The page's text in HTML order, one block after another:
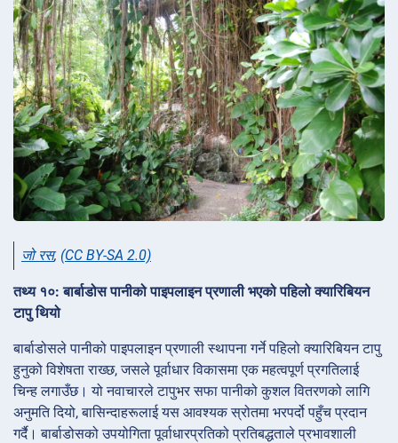
जो रस, (CC BY-SA 2.0)
तथ्य १०: बार्बाडोस पानीको पाइपलाइन प्रणाली भएको पहिलो क्यारिबियन
टापु थियो
बार्बाडोसले पानीको पाइपलाइन प्रणाली स्थापना गर्ने पहिलो क्यारिबियन टापु
हुनुको विशेषता राख्छ, जसले पूर्वाधार विकासमा एक महत्वपूर्ण प्रगतिलाई
चिन्ह लगाउँछ। यो नवाचारले टापुभर सफा पानीको कुशल वितरणको लागि
अनुमति दियो, बासिन्दाहरूलाई यस आवश्यक स्रोतमा भरपर्दो पहुँच प्रदान
गर्दै। बार्बाडोसको उपयोगिता पूर्वाधारप्रतिको प्रतिबद्धताले प्रभावशाली